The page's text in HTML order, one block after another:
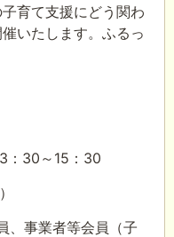
育て支援にどう関わ
いたします。ふるっ
：30～15：30
、事業者等会員（子